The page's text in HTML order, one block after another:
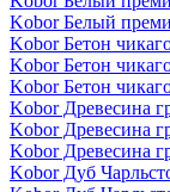
Kobor Белый
Kobor Бетон
Kobor Бетон
Kobor Бетон
Kobor Древесина
Kobor Древесина
Kobor Древесина
Kobor Дуб